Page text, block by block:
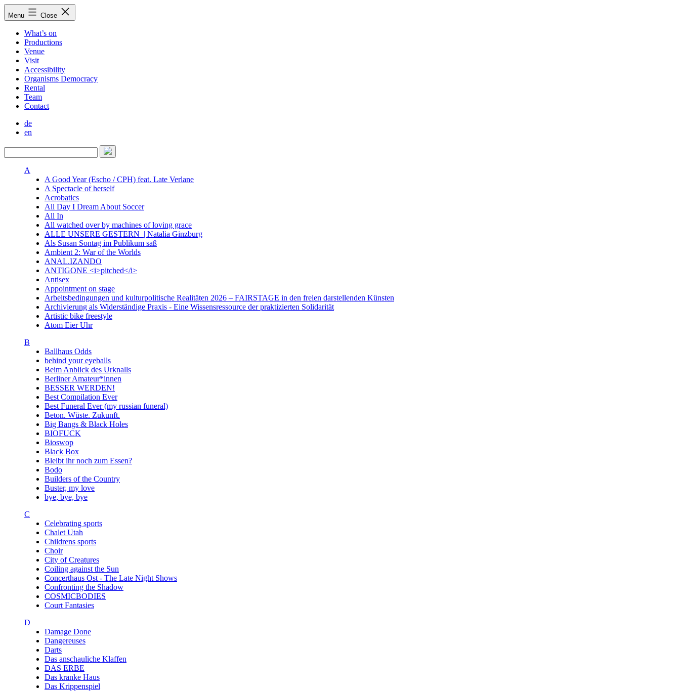
Skip
toMenu Close
What’s on
Productions
Venue
Visit
Accessibility
Organisms Democracy
Rental
Team
Contact
de
en
A
A Good Year (Escho / CPH) feat. Late Verlane
A Spectacle of herself
Acrobatics
All Day I Dream About Soccer
All In
All watched over by machines of loving grace
ALLE UNSERE GESTERN | Natalia Ginzburg
Als Susan Sontag im Publikum saß
Ambient 2: War of the Worlds
ANAL.IZANDO
ANTIGONE <i>pitched</i>
Antisex
Appointment on stage
Arbeitsbedingungen und kulturpolitische Realitäten 2026 – FAIRSTAGE in den freien darstellenden Künsten
Archivierung als Widerständige Praxis - Eine Wissensressource der praktizierten Solidarität
Artistic bike freestyle
Atom Eier Uhr
B
Ballhaus Odds
behind your eyeballs
Beim Anblick des Urknalls
Berliner Amateur*innen
BESSER WERDEN!
Best Compilation Ever
Best Funeral Ever (my russian funeral)
Beton. Wüste. Zukunft.
Big Bangs & Black Holes
BIOFUCK
Bioswop
Black Box
Bleibt ihr noch zum Essen?
Bodo
Builders of the Country
Buster, my love
bye, bye, bye
C
Celebrating sports
Chalet Utah
Childrens sports
Choir
City of Creatures
Coiling against the Sun
Concerthaus Ost - The Late Night Shows
Confronting the Shadow
COSMICBODIES
Court Fantasies
D
Damage Done
Dangereuses
Darts
Das anschauliche Klaffen
DAS ERBE
Das kranke Haus
Das Krippenspiel